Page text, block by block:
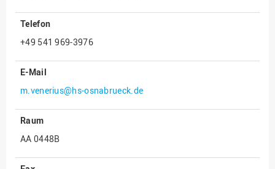
Institut für Musik
IT Service Center
Kommunikation und
Nachhaltigkeit
Personal
Personalentwicklung
Telefon
+49 541 969-3976
E-Mail
m.venerius@hs-osnabrueck.de
Raum
AA 0448B